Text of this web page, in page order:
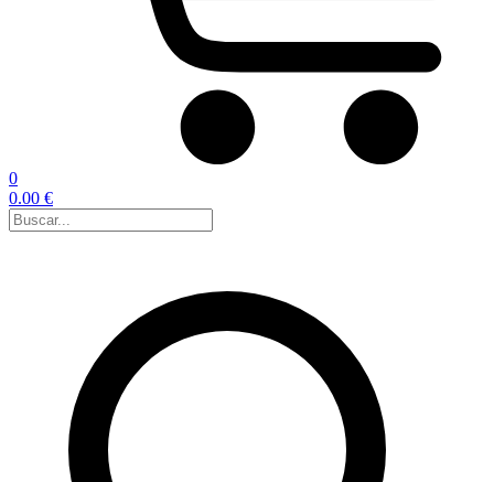
0
0.00 €